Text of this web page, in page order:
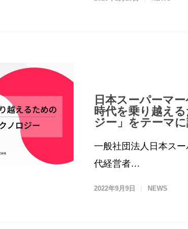
日本スーパーマ
時代を乗り越え
ジー」をテーマ
一般社団法人日本ス
代経営者…
2022年9月9日 NEWS